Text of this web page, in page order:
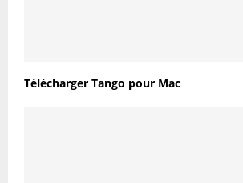
Télécharger Tango pour Mac